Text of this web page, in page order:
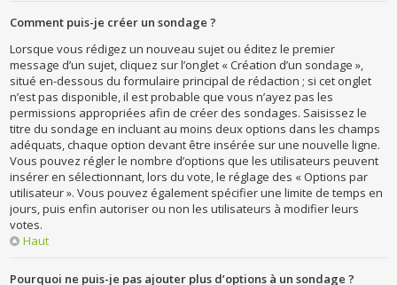
Comment puis-je créer un sondage ?
Lorsque vous rédigez un nouveau sujet ou éditez le premier
message d’un sujet, cliquez sur l’onglet « Création d’un sondage »,
situé en-dessous du formulaire principal de rédaction ; si cet onglet
n’est pas disponible, il est probable que vous n’ayez pas les
permissions appropriées afin de créer des sondages. Saisissez le
titre du sondage en incluant au moins deux options dans les champs
adéquats, chaque option devant être insérée sur une nouvelle ligne.
Vous pouvez régler le nombre d’options que les utilisateurs peuvent
insérer en sélectionnant, lors du vote, le réglage des « Options par
utilisateur ». Vous pouvez également spécifier une limite de temps en
jours, puis enfin autoriser ou non les utilisateurs à modifier leurs
votes.
Haut
Pourquoi ne puis-je pas ajouter plus d’options à un sondage ?